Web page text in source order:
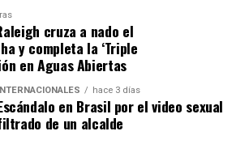
cruza a nado el
y completa la ‘Triple
en Aguas Abiertas
INTERNACIONALES hace 3 días
en Brasil por el video sexual
de un alcalde